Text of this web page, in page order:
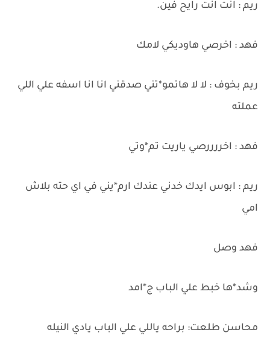
ريم : انت انت رايح فين.
فهد : اخرصي هاوديكي لامك
ريم بخوف : لا لا هاتمو*تني صدقني انا انا اسفه علي اللي
عملته
فهد : اخررررصي ياريت تم*وتي
ريم : ابوس ايدك خدني عندك ارم*يني في اي حته بلاش
امي
فهد وصل
وشد*ها خبط علي الباب ج*امد
محاسن طلعت: براحه ياللي علي الباب يادي النيله